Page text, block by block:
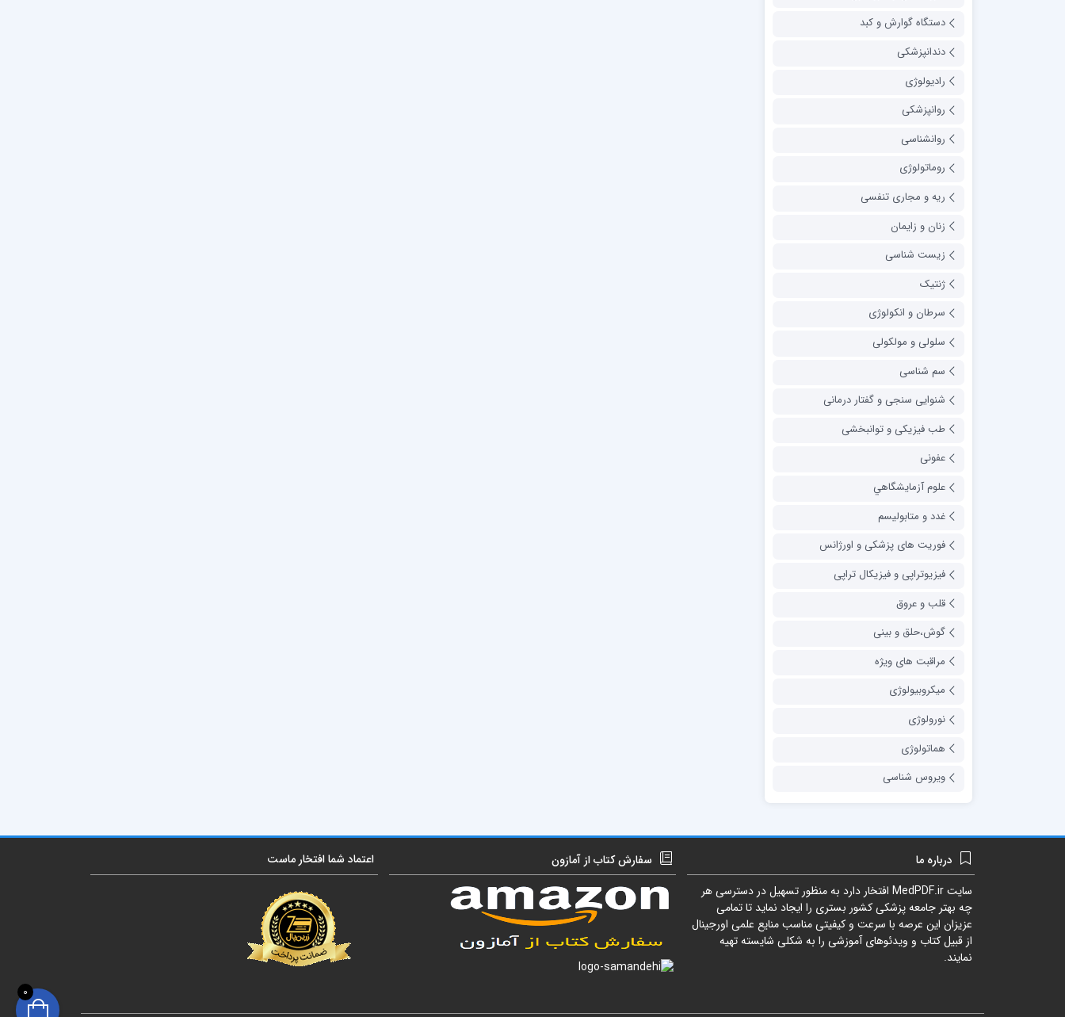
دستگاه گوارش و کبد
دندانپزشکی
رادیولوژی
روانپزشکی
روانشناسی
روماتولوژی
ریه و مجاری تنفسی
زنان و زایمان
زیست شناسی
ژنتیک
سرطان و انکولوژی
سلولی و مولکولی
سم شناسی
شنوایی سنجی و گفتار درمانی
طب فیزیکی و توانبخشی
عفونی
علوم آزمايشگاهي
غدد و متابولیسم
فوریت های پزشکی و اورژانس
فیزیوتراپی و فیزیکال تراپی
قلب و عروق
گوش،حلق و بینی
مراقبت های ویژه
میکروبیولوژی
نورولوژی
هماتولوژی
ویروس شناسی
درباره ما
سایتMedPDF.ir افتخار دارد به منظور تسهیل در دسترسی هر
چه بهتر جامعه پزشکی کشور بستری را ایجاد نماید تا تمامی
عزیزان این عرصه با سرعت و کیفیتی مناسب منایع علمی اورجینال
از قبیل کتاب و ویدئوهای آموزشی را به شکلی شایسته تهیه
نمایند.
سفارش کتاب از آمازون اعتماد شما افتخار ماست
0